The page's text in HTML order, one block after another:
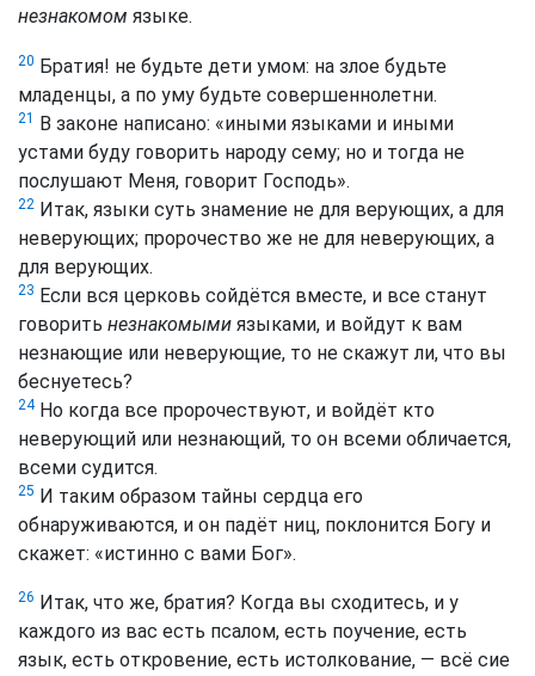
незнакомом языке.
20 Братия! не будьте дети умом: на злое будьте
младенцы, а по уму будьте совершеннолетни.
21 В законе написано: «иными языками и иными
устами буду говорить народу сему; но и тогда не
послушают Меня, говорит Господь».
22 Итак, языки суть знамение не для верующих, а для
неверующих; пророчество же не для неверующих, а
для верующих.
23 Если вся церковь сойдётся вместе, и все станут
говорить незнакомыми языками, и войдут к вам
незнающие или неверующие, то не скажут ли, что вы
беснуетесь?
24Но когда все пророчествуют, и войдёт кто
неверующий или незнающий, то он всеми обличается,
всеми судится.
25 И таким образом тайны сердца его
обнаруживаются, и он падёт ниц, поклонится Богу и
скажет: «истинно с вами Бог».
26 Итак, что же, братия? Когда вы сходитесь, и у
каждого из вас есть псалом, есть поучение, есть
язык, есть откровение, есть истолкование, — всё сие